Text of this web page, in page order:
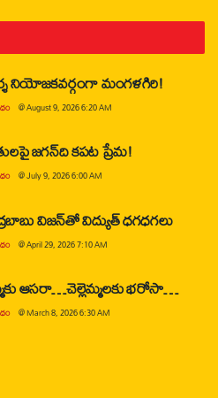
నియోజకవర్గంగా మంగళగిరి!
@August 9, 2026 6:20 AM
జగన్‌ది కపట ప్రేమ!
@July 9, 2026 6:00 AM
విజన్‌తో విద్యుత్ ధగధగలు
@April 29, 2026 7:10 AM
ఆసరా…చెల్లెమ్మలకు భరోసా…
@March 8, 2026 6:30 AM